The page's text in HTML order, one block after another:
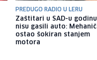
PREDUGO RADIO U LERU
Zaštitari u SAD-u
nisu gasili auto:
ostao šokiran stanjem
motora